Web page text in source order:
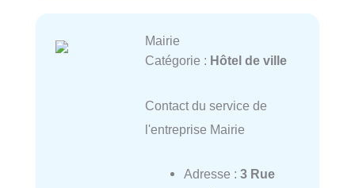
Mairie
Catégorie : Hôtel de ville
Contact du service de
l'entreprise Mairie
Adresse : 3 Rue